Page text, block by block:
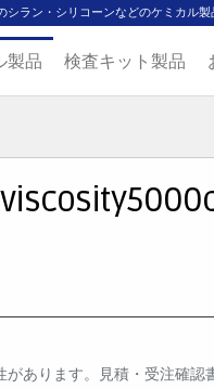
シラン・シリコーンなどのケミカル
製品 検査キット製品
あります。見積・受注確